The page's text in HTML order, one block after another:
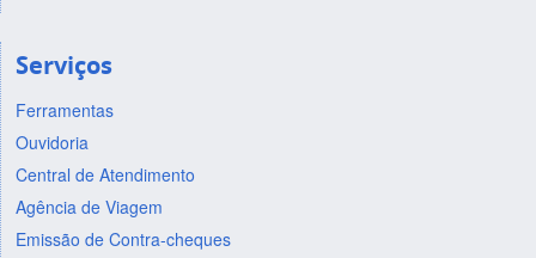
Serviços
Ferramentas
Ouvidoria
Central de Atendimento
Agência de Viagem
Emissão de Contra-cheques